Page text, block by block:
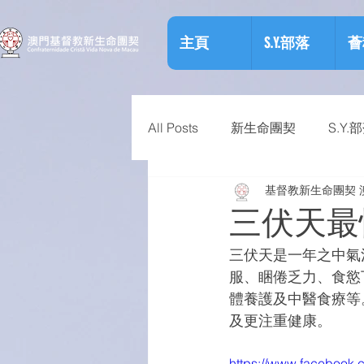
主頁 S.Y.部落
All Posts 新生命團契 S.Y.
預防物質濫用資
三伏天
基督教新生命團契
三伏天是一年之中
服、睏倦乏力、食
體養護及中醫食療
及更注重健康。